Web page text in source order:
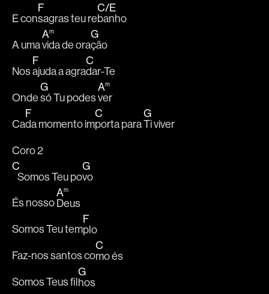
E con
F
sagras teu re
C/E
banho
A uma
Am
vida de ora
G
ção
Nos
F
ajuda a agra
C
dar-Te
Onde
G
só Tu podes
Am
ver
Ca
F
da momento im
C
porta para
G
Ti viver
Coro 2
C
   Somos Teu po
G
vo
És nosso
Am
Deus
Somos Teu tem
F
plo
Faz-nos santos co
C
mo és
Somos Teus fil
G
hos